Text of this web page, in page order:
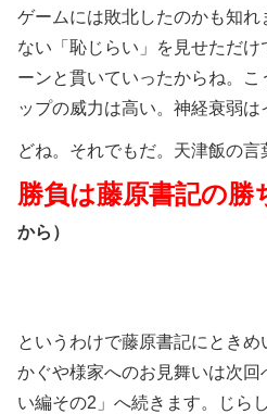
ゲームには敗北したのかも知れ
ない「恥じらい」を見せただけ
ーンと貫いていったからね。
ップの威力は高い。神経衰弱
どね。それでもだ。天津飯の言
勝負は藤原書記の勝
から）
というわけで藤原書記にときめ
かぐや様家へのお見舞いは次
い編その2」へ続きます。じら